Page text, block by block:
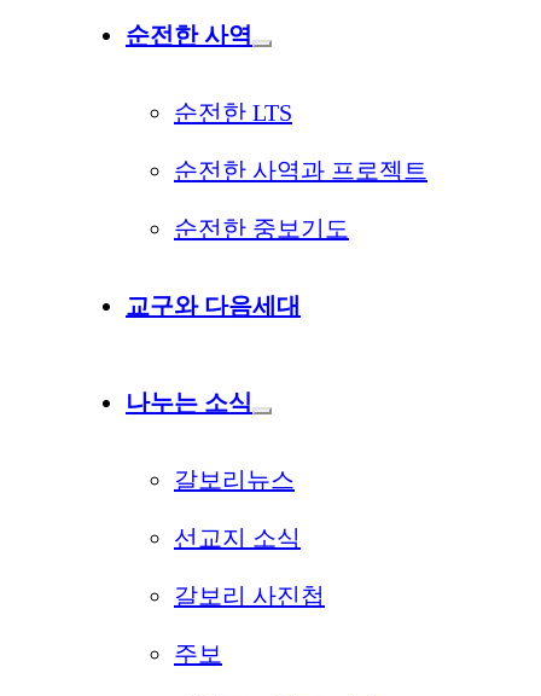
순전한 사역
순전한 LTS
순전한 사역과 프로젝트
순전한 중보기도
교구와 다음세대
나누는 소식
갈보리뉴스
선교지 소식
갈보리 사진첩
주보